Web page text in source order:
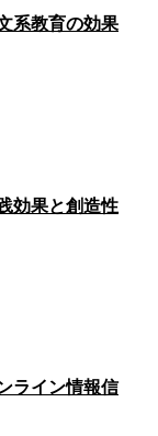
系教育の効果
効果と創造性
ライン情報信